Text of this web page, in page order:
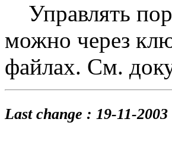
Управлять
можно через
файлах. См.
Last change : 19-11-2003